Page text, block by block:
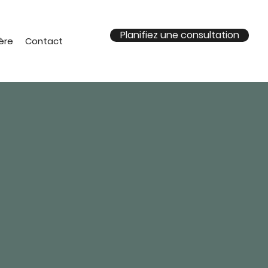
Contact Planifiez une consultation